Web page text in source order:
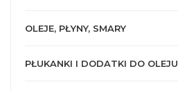
OLEJE, PŁYNY, SMARY
PŁUKANKI I DODATKI DO OLEJU